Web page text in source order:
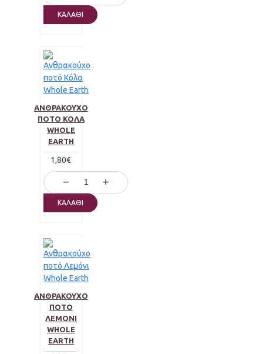
ΚΑΛΆΘΙ
ΑΝΘΡΑΚΟΎΧΟ
ΠΟΤΌ ΚΌΛΑ
WHOLE
EARTH
1,80€
− +
ΚΑΛΆΘΙ
ΑΝΘΡΑΚΟΎΧΟ
ΠΟΤΌ
ΛΕΜΌΝΙ
WHOLE
EARTH